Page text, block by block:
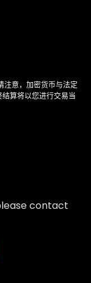
注意，加密货币与法定
算将以您进行交易当
contact